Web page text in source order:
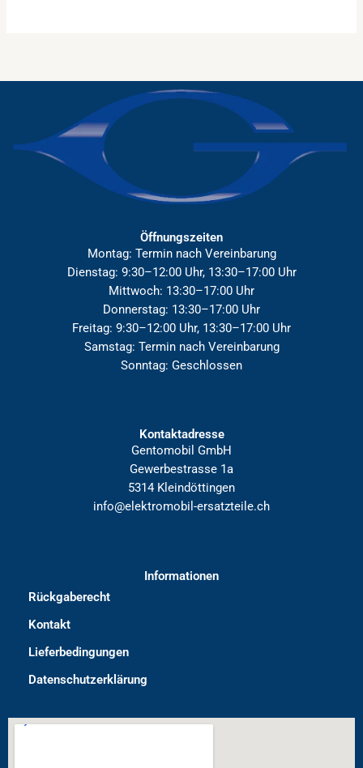
Öffnungszeiten
Montag: Termin nach Vereinbarung
Dienstag: 9:30–12:00 Uhr, 13:30–17:00 Uhr
Mittwoch: 13:30–17:00 Uhr
Donnerstag: 13:30–17:00 Uhr
Freitag: 9:30–12:00 Uhr, 13:30–17:00 Uhr
Samstag: Termin nach Vereinbarung
Sonntag: Geschlossen
Kontaktadresse
Gentomobil GmbH
Gewerbestrasse 1a
5314 Kleindöttingen
info@elektromobil-ersatzteile.ch
Informationen
Rückgaberecht
Kontakt
Lieferbedingungen
Datenschutzerklärung